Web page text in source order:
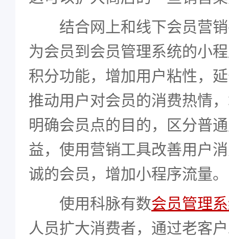
结合网上和线下会员营销
为会员到会员管理系统的小
积分功能，增加用户粘性，
推动用户对会员的消费热情
明确会员点的目的，区分普
益，使用营销工具改善用户
诚的会员，增加小程序流量。
使用科脉有数会员管理
人员扩大消费者，通过老客